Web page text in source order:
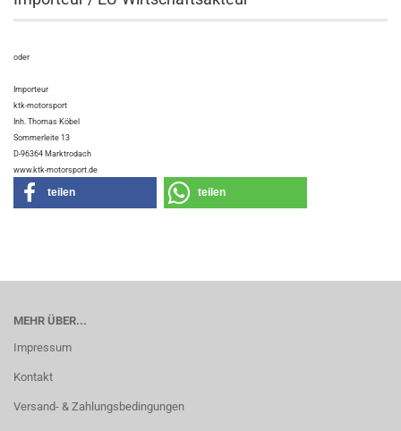
oder
Importeur
ktk-motorsport
Inh. Thomas Köbel
Sommerleite 13
D-96364 Marktrodach
www.ktk-motorsport.de
teilen teilen
MEHR ÜBER...
Impressum
Kontakt
Versand- & Zahlungsbedingungen